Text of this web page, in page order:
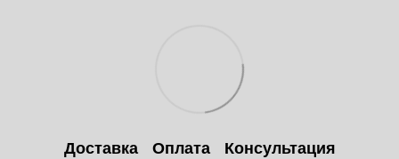
Доставка Оплата Консультация